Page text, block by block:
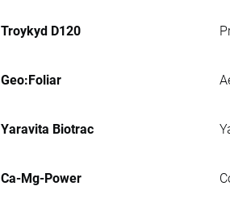
Troykyd D120
Geo:Foliar
Yaravita Biotrac
Ca-Mg-Power